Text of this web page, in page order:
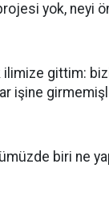
yok, neyi
gittim:
işine
biri ne